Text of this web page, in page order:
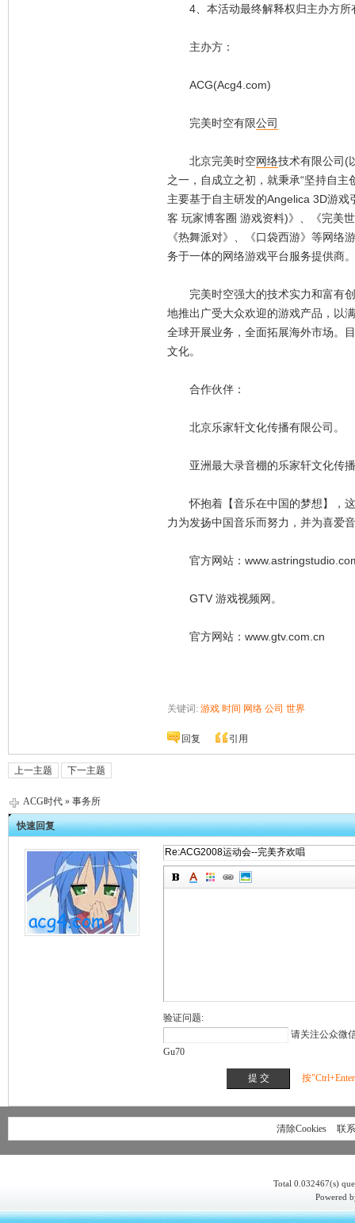
4、本活动最终解释权归主办方所
主办方：
ACG(Acg4.com)
完美时空有限公司
北京完美时空网络技术有限公司(
之一，自成立之初，就秉承“坚持自
主要基于自主研发的Angelica 3D游
客 玩家博客圈 游戏资料)》、《完美
《热舞派对》、《口袋西游》等网
务于一体的网络游戏平台服务提供商。
完美时空强大的技术实力和富有创
地推出广受大众欢迎的游戏产品，以
全球开展业务，全面拓展海外市场。
文化。
合作伙伴：
北京乐家轩文化传播有限公司。
亚洲最大录音棚的乐家轩文化传播
怀抱着【音乐在中国的梦想】，这
力为发扬中国音乐而努力，并为喜爱
官方网站：
GTV 游戏视频网。
官方网站：www.gtv.com.cn
关键词: 游戏 时间 网络 公司 世界
回复 引用
上一主题 下一主题
ACG时代 » 事务所
快速回复
验证问题:
请关注公众微
Gu70
按
清除Cookies 联
Total 0.032467(s)
Powered